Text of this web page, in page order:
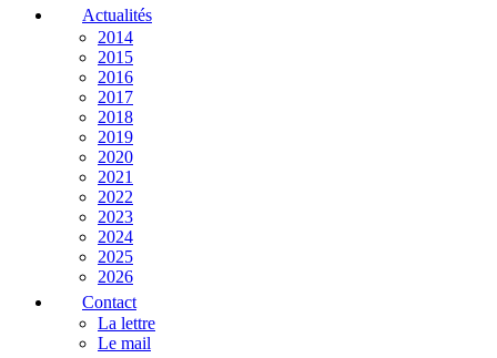
Actualités
2014
2015
2016
2017
2018
2019
2020
2021
2022
2023
2024
2025
2026
Contact
La lettre
Le mail